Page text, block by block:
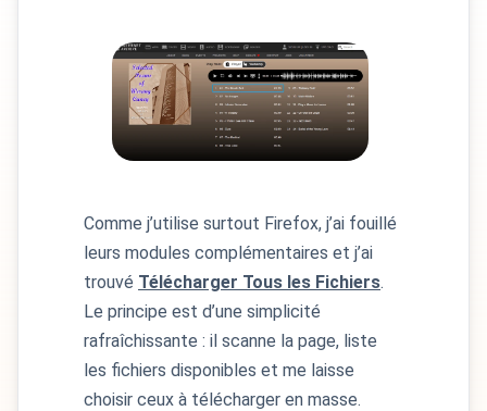
Comme j’utilise surtout Firefox, j’ai fouillé
leurs modules complémentaires et j’ai
trouvé Télécharger Tous les Fichiers.
Le principe est d’une simplicité
rafraîchissante : il scanne la page, liste
les fichiers disponibles et me laisse
choisir ceux à télécharger en masse.